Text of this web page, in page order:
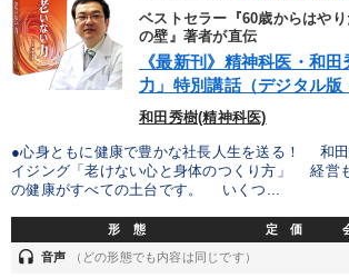
全国経営者セミナー収録〈売れ筋・人気ランキ
評講話
【最新刊】時代を超える経営150の言葉＋社長
集２タイトル
マーケティング 148回夏季大会 成功哲
経営リーダーの考え方と戦略を学ぶ
ベストセラー『60歳からはや
の壁』著者が直伝
《最新刊》精神科医・和
力」特別講話（デジタル版
和田秀樹(精神科医)
●心身ともに健康で豊かな社長人生を送る！ 和田
イジング「老けない心と身体のつくり方」 経営
の健康がすべての土台です。 いくつ...
形 態 定 価
headset 音声 （どの形態でも内容は同じです）